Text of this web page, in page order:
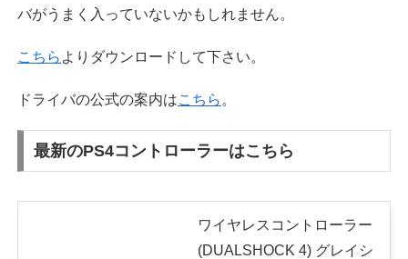
バがうまく入っていないかもしれません。
こちら よりダウンロードして下さい。
ドライバの公式の案内はこちら 。
最新のPS4コントローラーはこちら
ワイヤレスコントローラー
(DUALSHOCK 4) グレイシ